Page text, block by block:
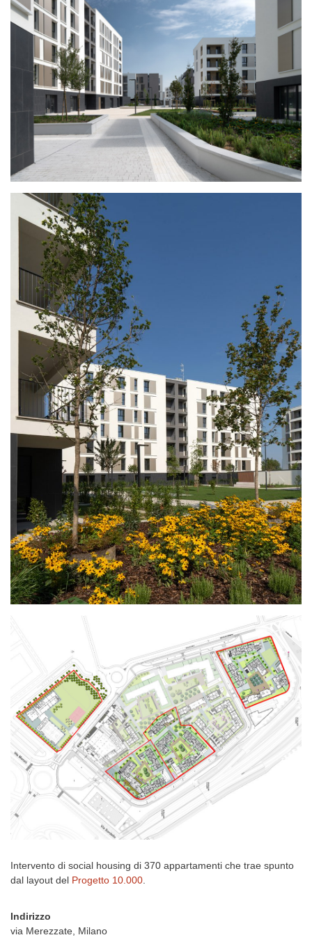
Intervento di social housing di 370 appartamenti che trae spunto
dal layout del Progetto 10.000
Indirizzo
via Merezzate, Milano